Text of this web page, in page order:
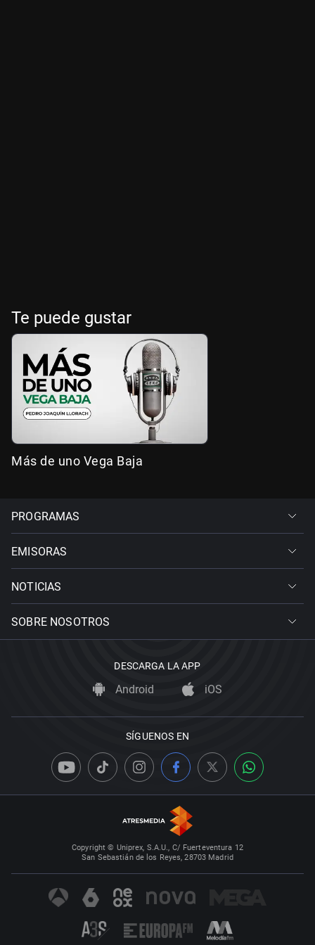
Te puede gustar
Más de uno Vega Baja
PROGRAMAS
EMISORAS
NOTICIAS
SOBRE NOSOTROS
DESCARGA LA APP
Android iOS
SÍGUENOS EN
Copyright © Uniprex, S.A.U., C/ Fuerteventura 12
San Sebastián de los Reyes, 28703 Madrid